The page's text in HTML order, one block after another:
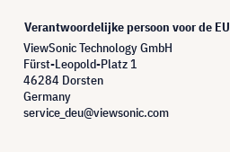
Verantwoordelijke persoon voor de EU
ViewSonic Technology GmbH
Fürst-Leopold-Platz 1
46284 Dorsten
Germany
service_deu@viewsonic.com